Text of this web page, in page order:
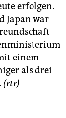
erfolgen.
Japan war
einem
als drei
(rtr)